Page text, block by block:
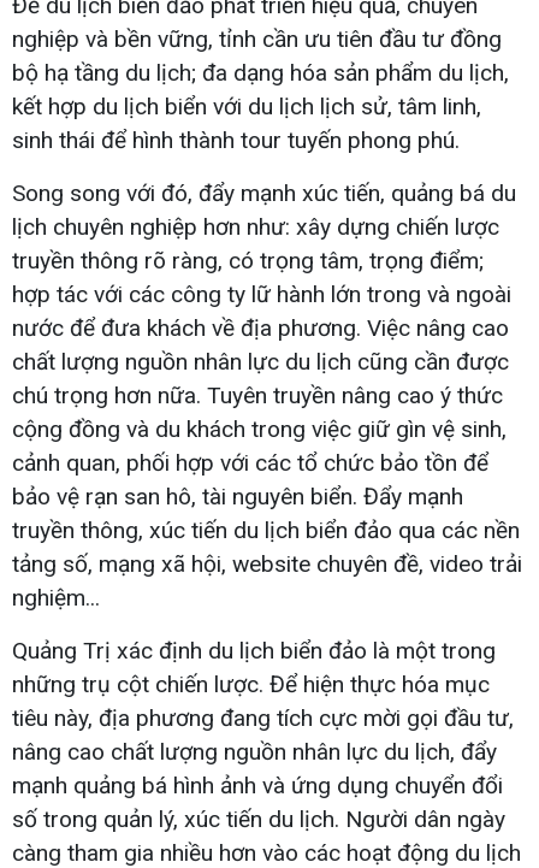
nghiệp và bền vững, tỉnh cần ưu tiên đầu tư đồng
bộ hạ tầng du lịch; đa dạng hóa sản phẩm du lịch,
kết hợp du lịch biển với du lịch lịch sử, tâm linh,
sinh thái để hình thành tour tuyến phong phú.
Song song với đó, đẩy mạnh xúc tiến, quảng bá du
lịch chuyên nghiệp hơn như: xây dựng chiến lược
truyền thông rõ ràng, có trọng tâm, trọng điểm;
hợp tác với các công ty lữ hành lớn trong và ngoài
nước để đưa khách về địa phương. Việc nâng cao
chất lượng nguồn nhân lực du lịch cũng cần được
chú trọng hơn nữa. Tuyên truyền nâng cao ý thức
cộng đồng và du khách trong việc giữ gìn vệ sinh,
cảnh quan, phối hợp với các tổ chức bảo tồn để
bảo vệ rạn san hô, tài nguyên biển. Đẩy mạnh
truyền thông, xúc tiến du lịch biển đảo qua các nền
tảng số, mạng xã hội, website chuyên đề, video trải
nghiệm...
Quảng Trị xác định du lịch biển đảo là một trong
những trụ cột chiến lược. Để hiện thực hóa mục
tiêu này, địa phương đang tích cực mời gọi đầu tư,
nâng cao chất lượng nguồn nhân lực du lịch, đẩy
mạnh quảng bá hình ảnh và ứng dụng chuyển đổi
số trong quản lý, xúc tiến du lịch. Người dân ngày
càng tham gia nhiều hơn vào các hoạt động du lịch